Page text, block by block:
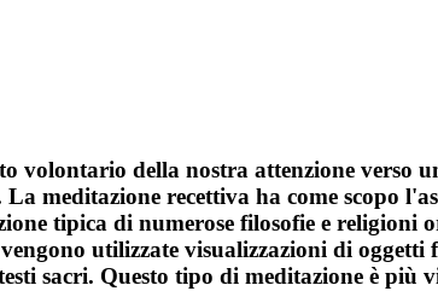
volontario della nostra attenzione verso
meditazione recettiva ha come scopo
tipica di numerose filosofie e religioni
utilizzate visualizzazioni di oggetti
sacri. Questo tipo di meditazione è più